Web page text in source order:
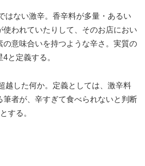
い激辛。香辛料が多量・あるい
使われていたりして、そのお店におい
の意味合いを持つような辛さ。実質の
と定義する。
た何か。定義としては、激辛料
筆者が、辛すぎて食べられないと判断
する。